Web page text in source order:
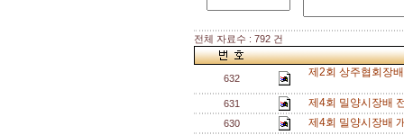
전체 자료수 : 792 건
632 제2회 상주협회장
631 제4회 밀양시장배
630 제4회 밀양시장배